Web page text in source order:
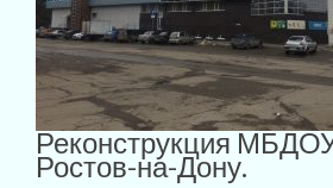
Реконструкция
Ростов-на-Дону.